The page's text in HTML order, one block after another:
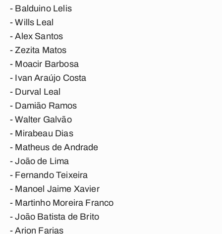
- Balduino Lelis
- Wills Leal
- Alex Santos
- Zezita Matos
- Moacir Barbosa
- Ivan Araújo Costa
- Durval Leal
- Damião Ramos
- Walter Galvão
- Mirabeau Dias
- Matheus de Andrade
- João de Lima
- Fernando Teixeira
- Manoel Jaime Xavier
- Martinho Moreira Franco
- João Batista de Brito
- Arion Farias